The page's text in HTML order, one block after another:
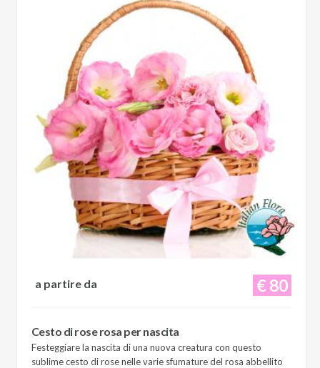
€ 80
a partire da
Cesto di rose rosa per nascita
Festeggiare la nascita di una nuova creatura con questo
sublime cesto di rose nelle varie sfumature del rosa abbellito